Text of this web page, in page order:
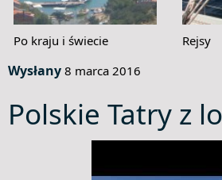
Po kraju i świecie Rejsy
Wysłany 8 marca 2016
Polskie Tatry z